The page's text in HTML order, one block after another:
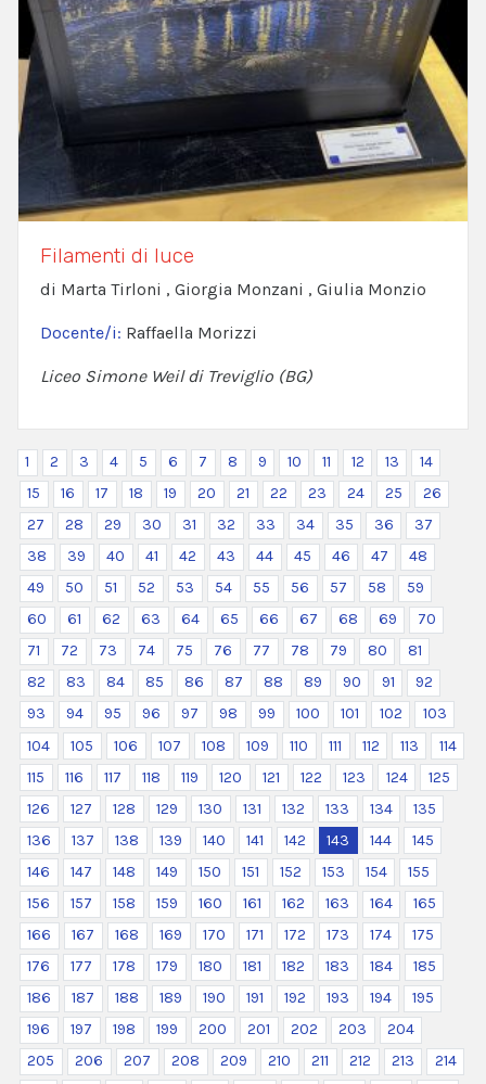
Filamenti di luce
di Marta Tirloni , Giorgia Monzani , Giulia Monzio
Docente/i: Raffaella Morizzi
Liceo Simone Weil di Treviglio (BG)
1 2 3 4 5 6 7 8 9 10 11 12 13
14
15
16 17 18 19 20 21 22 23 24 25
26
27
28 29 30 31 32 33 34 35 36
37
38
39 40 41 42 43 44 45 46 47
48
49
50 51 52 53 54 55 56 57 58
59
60
61 62 63 64 65 66 67 68 69
70
71
72 73 74 75 76 77 78 79 80
81
82
83 84 85 86 87 88 89 90 91
92
93
94 95 96 97 98 99 100 101 102
103
104
105 106 107 108 109 110 111 112 113
114
115
116 117 118 119 120 121 122 123 124
125
126
127 128 129 130 131 132 133 134
135
136
137 138 139 140 141 142 143 144
145
146
147 148 149 150 151 152 153 154
155
156
157 158 159 160 161 162 163 164
165
166
167 168 169 170 171 172 173 174
175
176
177 178 179 180 181 182 183 184
185
186
187 188 189 190 191 192 193 194
195
196
197 198 199 200 201 202 203
204
205
206 207 208 209 210 211 212 213
214